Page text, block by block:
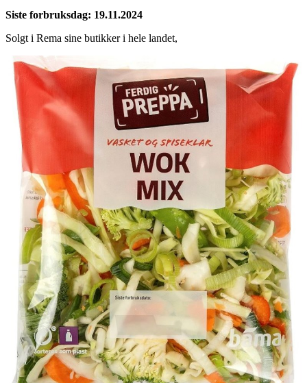
Siste forbruksdag: 19.11.2024
Solgt i Rema sine butikker i hele landet,